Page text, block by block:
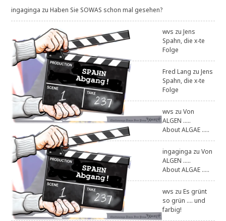
ingaginga zuHaben Sie SOWAS schon mal gesehen?
wvs zuJens
Spahn, die x-te
Folge
Fred Lang zuJens
Spahn, die x-te
Folge
wvs zuVon
ALGEN .....
About ALGAE .....
ingaginga zuVon
ALGEN .....
About ALGAE .....
wvs zuEs grünt
so grün .... und
farbig!